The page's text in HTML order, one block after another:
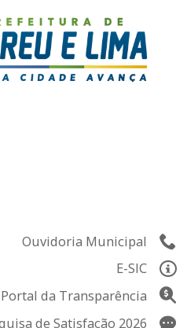
Ouvidoria Municipal
E-SIC
Portal da Transparência
de Satisfação 2026